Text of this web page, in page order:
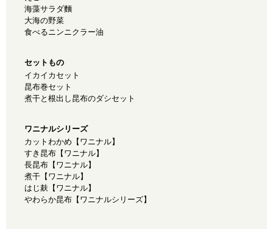
海藻サラダ麵
大海の野菜
食べるニンニクラー油
セットもの
イカイカセット
昆布巻セット
煮干と根出し昆布のダシセット
ワニナルシリーズ
カットわかめ【ワニナル】
すき昆布【ワニナル】
長昆布【ワニナル】
煮干【ワニナル】
はじ麸【ワニナル】
やわらか昆布【ワニナルシリーズ】